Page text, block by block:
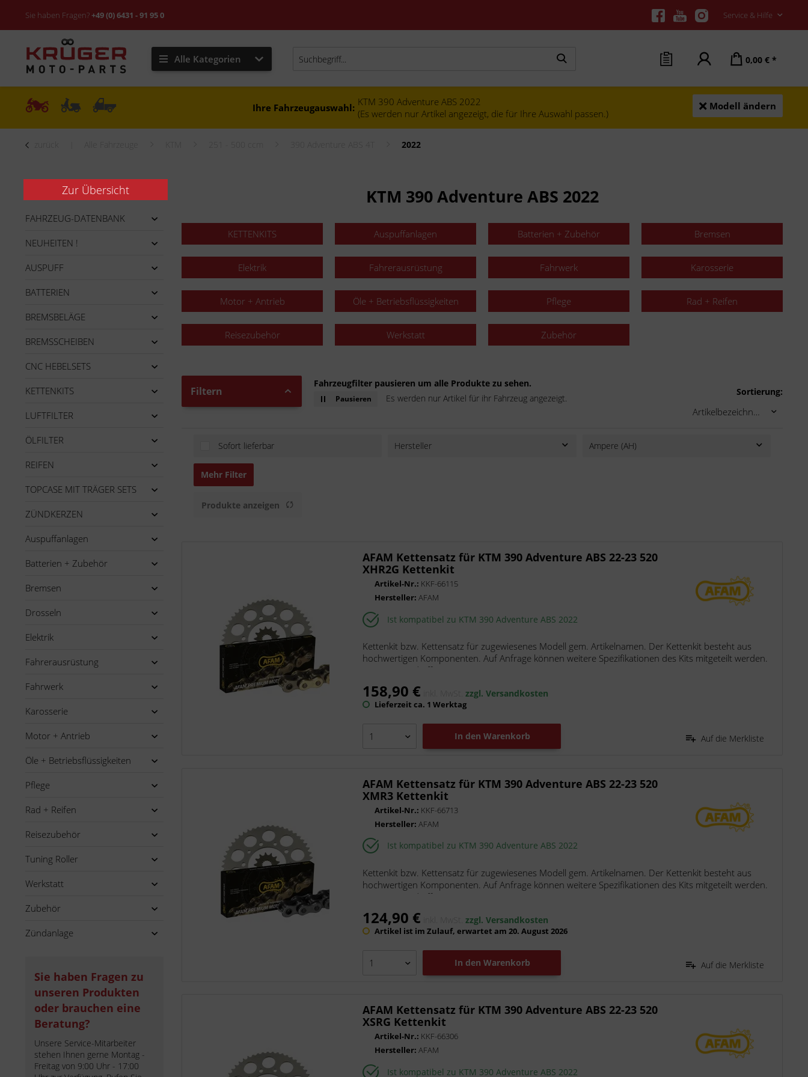
Sie haben Fragen?+49 (0) 6431 - 91 95 0 Service & Hilfe
Alle Kategorien 0,00 € *
Ihre Fahrzeugauswahl: KTM 390 Adventure ABS 2022
(Es werden nur Artikel angezeigt, die für Ihre Auswahl passen.)
Modell ändern
2022
FAHRZEUG-DATENBANK
NEUHEITEN !
AUSPUFF
BATTERIEN
BREMSBELÄGE
BREMSSCHEIBEN
CNC HEBELSETS
KETTENKITS
LUFTFILTER
ÖLFILTER
REIFEN
TOPCASE MIT TRÄGER SETS
ZÜNDKERZEN
Auspuffanlagen
Batterien + Zubehör
Bremsen
Drosseln
Elektrik
Fahrerausrüstung
Fahrwerk
Karosserie
Motor + Antrieb
Öle + Betriebsflüssigkeiten
Pflege
Rad + Reifen
Reisezubehör
Tuning Roller
Werkstatt
Zubehör
Zündanlage
Sie haben Fragen zu
unseren Produkten
oder brauchen eine
Beratung?
Unsere Service-Mitarbeiter
stehen Ihnen gerne Montag -
Freitag von 9:00 Uhr - 17:00
Zur Übersicht KTM 390 Adventure ABS 2022
KETTENKITS Auspuffanlagen Batterien + Zubehör Bremsen
Elektrik Fahrerausrüstung Fahrwerk Karosserie
Motor + Antrieb Öle + Betriebsflüssigkeiten Pflege Rad + Reifen
Reisezubehör Werkstatt Zubehör
Filtern
Fahrzeugfilter pausieren um alle Produkte zu sehen.
Pausieren Es werden nur Artikel für ihr Fahrzeug angezeigt.
Sortierung:
Sofort lieferbar Hersteller
DNA Filters
Gtechniq
HiFlo Filtro
IXRACE
LeoVince
Marston-Domsel
Moto-Master
MotoLibre
Naraku
Putoline
Rath, pr88
ScooterLibre
Shido
Tucano Urbano
V Parts
Ampere (AH)
Mehr Filter
Produkte anzeigen
AFAM Kettensatz für KTM 390 Adventure ABS 22-23 520
XHR2G Kettenkit
Artikel-Nr.: KKF-66115
Hersteller:AFAM
Ist kompatibel zu KTM 390 Adventure ABS 2022
Kettenkit bzw. Kettensatz für zugewiesenes Modell gem. Artikelnamen. Der Kettenkit besteht aus
hochwertigen Komponenten. Auf Anfrage können weitere Spezifikationen des Kits mitgeteilt werden.
Die Kette wird offen mit...
158,90 € inkl. MwSt.zzgl. Versandkosten
Lieferzeit ca. 1 Werktag
In den Warenkorb Auf die Merkliste
AFAM Kettensatz für KTM 390 Adventure ABS 22-23 520
XMR3 Kettenkit
Artikel-Nr.: KKF-66713
Hersteller:AFAM
Ist kompatibel zu KTM 390 Adventure ABS 2022
Kettenkit bzw. Kettensatz für zugewiesenes Modell gem. Artikelnamen. Der Kettenkit besteht aus
hochwertigen Komponenten. Auf Anfrage können weitere Spezifikationen des Kits mitgeteilt werden.
Die Kette wird offen mit...
124,90 € inkl. MwSt.zzgl. Versandkosten
Artikel ist im Zulauf, erwartet am 20. August 2026
In den Warenkorb Auf die Merkliste
AFAM Kettensatz für KTM 390 Adventure ABS 22-23 520
XSRG Kettenkit
Artikel-Nr.: KKF-66306
Hersteller:AFAM
Ist kompatibel zu KTM 390 Adventure ABS 2022